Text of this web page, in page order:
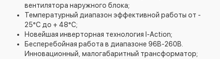
вентилятора наружного блока;
Температурный диапазон эффективной работы от -
25°С до + 48°С;
Новейшая инверторная технология I-Action;
Бесперебойная работа в диапазоне 96В-260В.
Инновационный, малогабаритный трансформатор;